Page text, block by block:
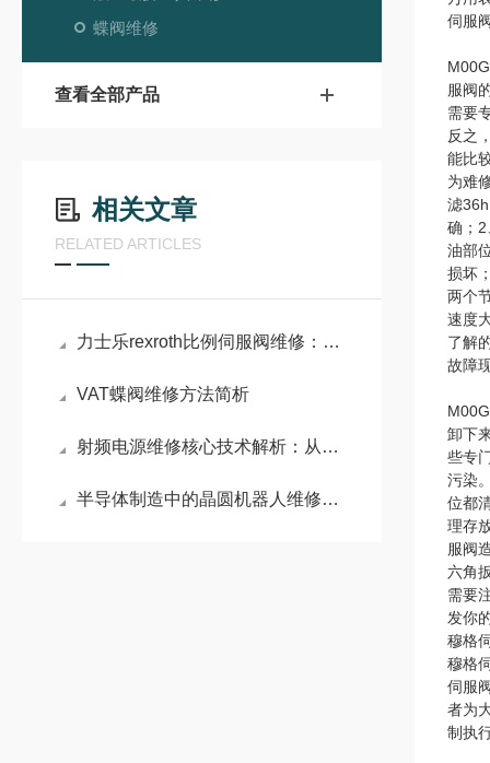
蝶阀维修
查看全部产品
相关文章
RELATED ARTICLES
力士乐rexroth比例伺服阀维修：比例伺服阀精准控制的液压利器
VAT蝶阀维修方法简析
射频电源维修核心技术解析：从电弧防护到精准阻抗匹配
半导体制造中的晶圆机器人维修：系统化排障与精密维护策略
伺服
服阀
需要
反之
能比
为难
滤
确；2
油部
损坏
两个
速度
了解
故障
卸下
些专
污染
位都
理存
服阀
六角
需要
发你
穆格
穆格
伺服
者为
制执